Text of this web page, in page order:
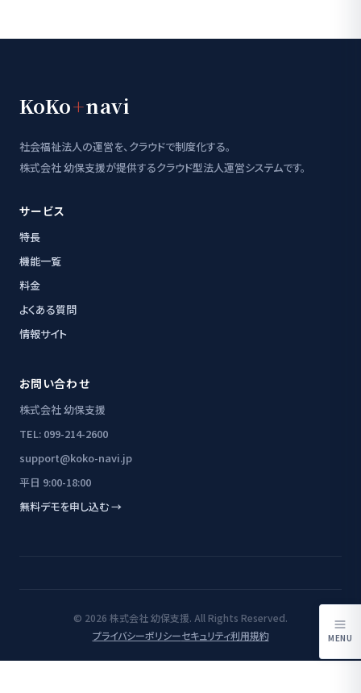
KoKo+navi
社会福祉法人の運営を、クラウドで制度化する。
株式会社 幼保支援が提供するクラウド型法人運営システムです。
サービス
特長
機能一覧
料金
よくある質問
情報サイト
お問い合わせ
株式会社 幼保支援
TEL: 099-214-2600
support@koko-navi.jp
平日 9:00-18:00
無料デモを申し込む →
© 2026 株式会社 幼保支援. All Rights Reserved.
プライバシーポリシーセキュリティ利用規約 MENU